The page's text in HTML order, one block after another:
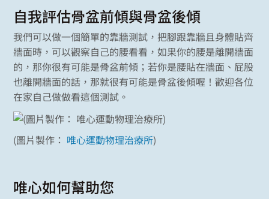
自我評估骨盆前傾與骨盆後傾
我們可以做一個簡單的靠牆測試，把腳跟靠牆且身體貼齊
牆面時，可以觀察自己的腰看看，如果你的腰是離開牆面
的，那你很有可能是骨盆前傾；若你是腰貼在牆面、屁股
也離開牆面的話，那就很有可能是骨盆後傾喔！歡迎各位
在家自己做做看這個測試。
(圖片製作： 唯心運動物理治療所)
唯心如何幫助您